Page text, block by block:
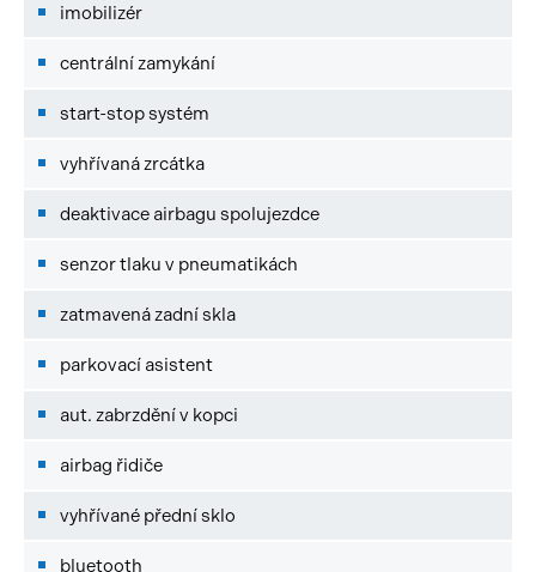
imobilizér
centrální zamykání
start-stop systém
vyhřívaná zrcátka
deaktivace airbagu spolujezdce
senzor tlaku v pneumatikách
zatmavená zadní skla
parkovací asistent
aut. zabrzdění v kopci
airbag řidiče
vyhřívané přední sklo
bluetooth